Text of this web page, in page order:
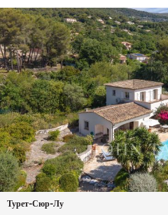
Турет-Сюр-Лу